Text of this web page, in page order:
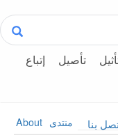
تأصيل
إتباع
About منتدى بنا